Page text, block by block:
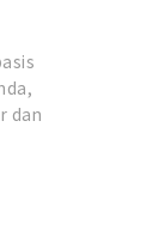
dan